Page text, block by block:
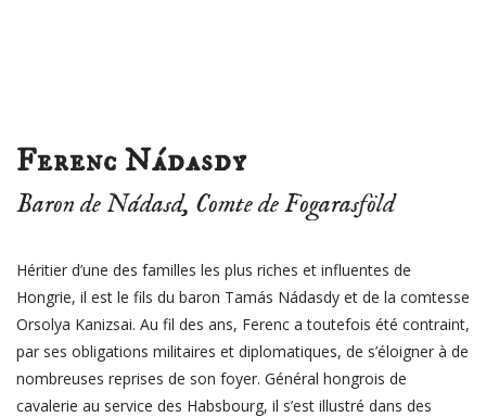
Ferenc Nádasdy
Baron deNádasd, Comte de Fogarasföld
Héritier d’une des familles les plus riches et influentes de
Hongrie, il est le fils du baron Tamás Nádasdy et de la comtesse
Orsolya Kanizsai. Au fil des ans, Ferenc a toutefois été contraint,
par ses obligations militaires et diplomatiques, de s’éloigner à de
nombreuses reprises de son foyer. Général hongrois de
cavalerie au service des Habsbourg, il s’est illustré dans des